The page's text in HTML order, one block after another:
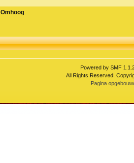
Omhoog
Powered by SMF
All Rights Reserved.
Pagina